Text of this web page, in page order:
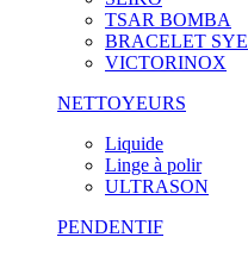
TSAR BOMBA
BRACELET SYE
VICTORINOX
NETTOYEURS
Liquide
Linge à polir
ULTRASON
PENDENTIF